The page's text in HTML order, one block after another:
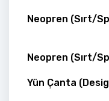
Neopren (Sırt/
Neopren (Sırt/
Yün Çanta